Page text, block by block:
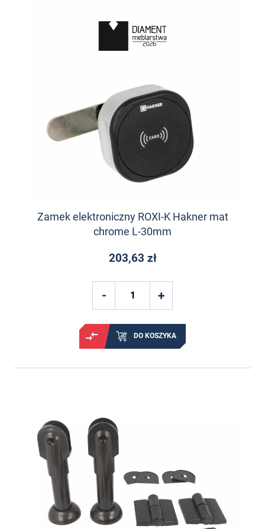
Zamek elektroniczny ROXI-K Hakner mat
chrome L-30mm
203,63 zł
DO KOSZYKA